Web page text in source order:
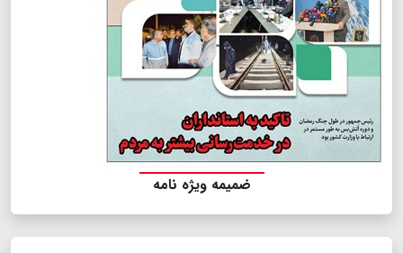
ضمیمه ویژه نامه